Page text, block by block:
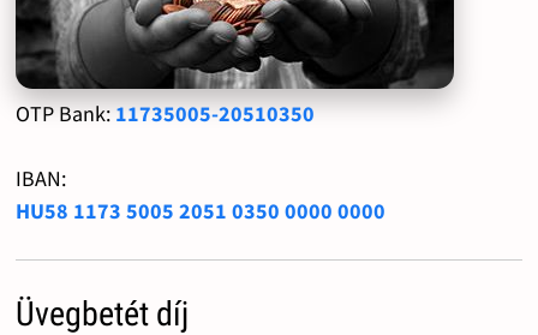
OTP Bank: 11735005-20510350
IBAN:
HU58 1173 5005 2051 0350 0000 0000
Üvegbetét díj